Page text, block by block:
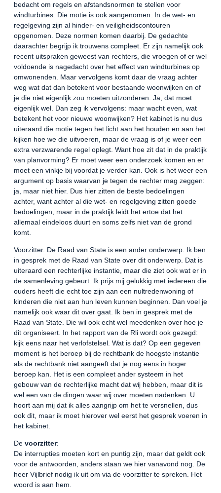
bedacht om regels en afstandsnormen te stellen voor
windturbines. Die motie is ook aangenomen. In de wet- en
regelgeving zijn al hinder- en veiligheidscontouren
opgenomen. Deze normen komen daarbij. De gedachte
daarachter begrijp ik trouwens compleet. Er zijn namelijk ook
recent uitspraken geweest van rechters, die vroegen of er wel
voldoende is nagedacht over het effect van windturbines op
omwonenden. Maar vervolgens komt daar de vraag achter
weg wat dat dan betekent voor bestaande woonwijken en of
je die niet eigenlijk zou moeten uitzonderen. Ja, dat moet
eigenlijk wel. Dan zeg ik vervolgens: maar wacht even, wat
betekent het voor nieuwe woonwijken? Het kabinet is nu dus
uiteraard die motie tegen het licht aan het houden en aan het
kijken hoe we die uitvoeren, maar de vraag is of je weer een
extra verzwarende regel oplegt. Want hoe zit dat in de praktijk
van planvorming? Er moet weer een onderzoek komen en er
moet een vinkje bij voordat je verder kan. Ook is het weer een
argument op basis waarvan je tegen de rechter mag zeggen:
ja, maar niet hier. Dus hier zitten de beste bedoelingen
achter, want achter al die wet- en regelgeving zitten goede
bedoelingen, maar in de praktijk leidt het ertoe dat het
allemaal eindeloos duurt en soms zelfs niet van de grond
komt.
Voorzitter. De Raad van State is een ander onderwerp. Ik ben
in gesprek met de Raad van State over dit onderwerp. Dat is
uiteraard een rechterlijke instantie, maar die ziet ook wat er in
de samenleving gebeurt. Ik prijs mij gelukkig met iedereen die
ouders heeft die echt toe zijn aan een nultredenwoning of
kinderen die niet aan hun leven kunnen beginnen. Dan voel je
namelijk ook waar dit over gaat. Ik ben in gesprek met de
Raad van State. Die wil ook echt wel meedenken over hoe je
dit organiseert. In het rapport van de Rli wordt ook gezegd:
kijk eens naar het verlofstelsel. Wat is dat? Op een gegeven
moment is het beroep bij de rechtbank de hoogste instantie
als de rechtbank niet aangeeft dat je nog eens in hoger
beroep kan. Het is een compleet ander systeem in het
gebouw van de rechterlijke macht dat wij hebben, maar dit is
wel een van de dingen waar wij over moeten nadenken. U
hoort aan mij dat ik alles aangrijp om het te versnellen, dus
ook dit, maar ik moet hierover wel eerst het gesprek voeren in
het kabinet.
De voorzitter:
De interrupties moeten kort en puntig zijn, maar dat geldt ook
voor de antwoorden, anders staan we hier vanavond nog. De
heer Vijlbrief nodig ik uit om via de voorzitter te spreken. Het
woord is aan hem.